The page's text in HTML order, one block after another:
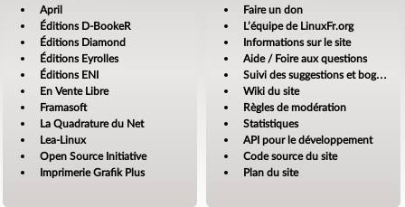
April
Éditions D-BookeR
Éditions Diamond
Éditions Eyrolles
Éditions ENI
En Vente Libre
Framasoft
La Quadrature du Net
Lea-Linux
Open Source Initiative
Imprimerie Grafik Plus
Faire un don
L’équipe de LinuxFr.org
Informations sur le site
Aide / Foire aux questions
Suivi des suggestions et bogues
Wiki du site
Règles de modération
Statistiques
API pour le développement
Code source du site
Plan du site